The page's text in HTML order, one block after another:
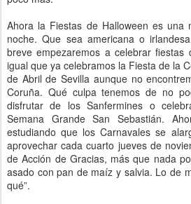
Ahora la Fiestas de Halloween es una
noche. Que sea americana o
breve empezaremos a celebrar
igual que ya celebramos la Fiesta de la
de Abril de Sevilla aunque no
Coruña. Qué culpa tenemos de no
disfrutar de los Sanfermines o
Semana Grande San Sebastián.
estudiando que los Carnavales se
aprovechar cada cuarto jueves de
de Acción de Gracias, más que nada
asado con pan de maíz y salvia. Lo de
qué”.